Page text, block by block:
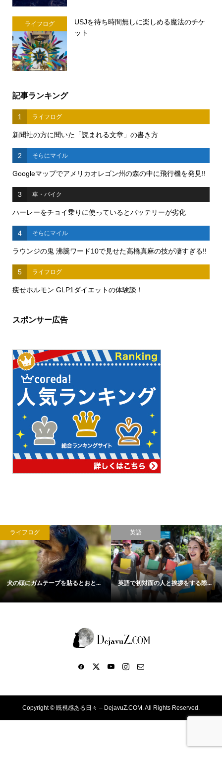
ライフログ
USJを待ち時間無しに楽しめる魔法のチケ
ット
記事ランキング
1 ライフログ
新聞社の方に聞いた「読まれる文章」の書き方
2 そらにマイル
Googleマップでアメリカオレゴン州の森の中に飛行機を発見!!
3 車・バイク
ハーレーをチョイ乗りに使っているとバッテリーが劣化
4 そらにマイル
ラウンジの鬼 沸騰ワード10で見せた高橋真麻の技が凄すぎる!!
5 ライフログ
痩せホルモン GLP1ダイエットの体験談！
スポンサー広告
ライフログ
犬の頭にガムテープを貼るとおと...
英語
英語で初対面の人と挨拶をする際...
Copyright © 既視感ある日々 – DejavuZ.COM. All Rights Reserved.